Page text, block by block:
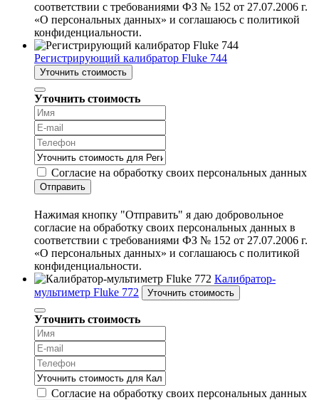
соответствии с требованиями ФЗ № 152 от 27.07.2006 г.
«О персональных данных» и соглашаюсь с политикой
конфиденциальности.
Регистрирующий калибратор Fluke 744
Уточнить стоимость
Уточнить стоимость
Согласие на обработку своих персональных данных
Отправить
Нажимая кнопку "Отправить" я даю добровольное
согласие на обработку своих персональных данных в
соответствии с требованиями ФЗ № 152 от 27.07.2006 г.
«О персональных данных» и соглашаюсь с политикой
конфиденциальности.
Калибратор-
мультиметр Fluke 772
Уточнить стоимость
Уточнить стоимость
Согласие на обработку своих персональных данных